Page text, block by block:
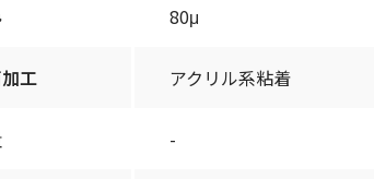
80μ
工 アクリル系粘着
-